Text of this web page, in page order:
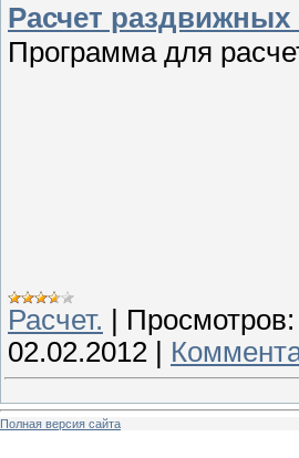
Расчет раздвижных
Программа для
Расчет. Просмотров:
02.02.2012
Полная версия сайта